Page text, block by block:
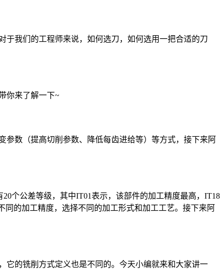
我们的工程师来说，如何选刀，如何选用一把合适的刀
你来了解一下~
数（提高切削参数、降低每齿进给等）等方式，接下来阿
个公差等级，其中IT01表示，该部件的加工精度最高，IT18
的加工精度，选择不同的加工形式和加工工艺。接下来阿
它的铣削方式定义也是不同的。今天小编就来和大家讲一